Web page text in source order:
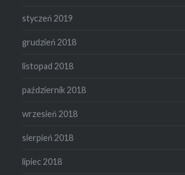
styczeń 2019
grudzień 2018
listopad 2018
październik 2018
wrzesień 2018
sierpień 2018
lipiec 2018